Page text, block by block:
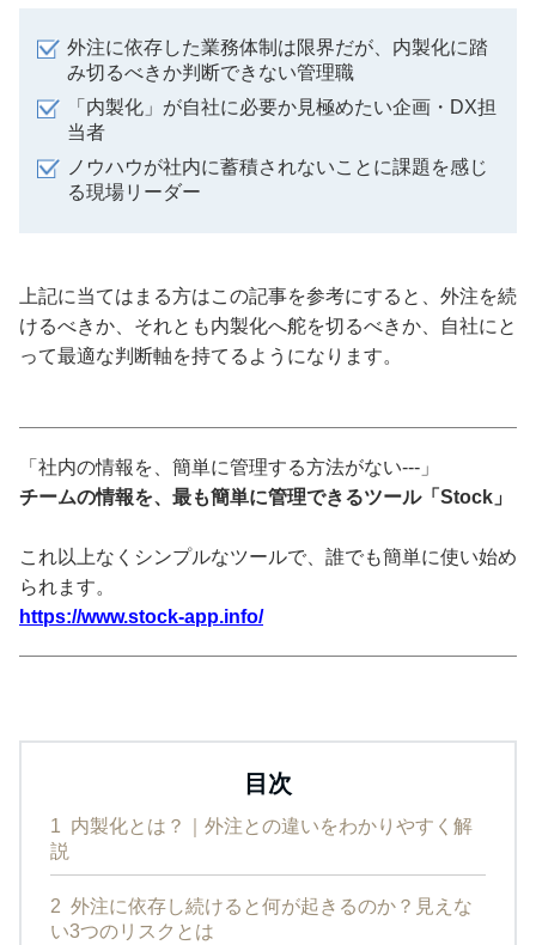
外注に依存した業務体制は限界だが、内製化に踏
み切るべきか判断できない管理職
「内製化」が自社に必要か見極めたい企画・DX担
当者
ノウハウが社内に蓄積されないことに課題を感じ
る現場リーダー
上記に当てはまる方はこの記事を参考にすると、外注を続
けるべきか、それとも内製化へ舵を切るべきか、自社にと
って最適な判断軸を持てるようになります。
「社内の情報を、簡単に管理する方法がない---」
チームの情報を、最も簡単に管理できるツール「Stock」
これ以上なくシンプルなツールで、誰でも簡単に使い始め
られます。
https://www.stock-app.info/
目次
1 内製化とは？｜外注との違いをわかりやすく解
説
2 外注に依存し続けると何が起きるのか？見えな
い3つのリスクとは